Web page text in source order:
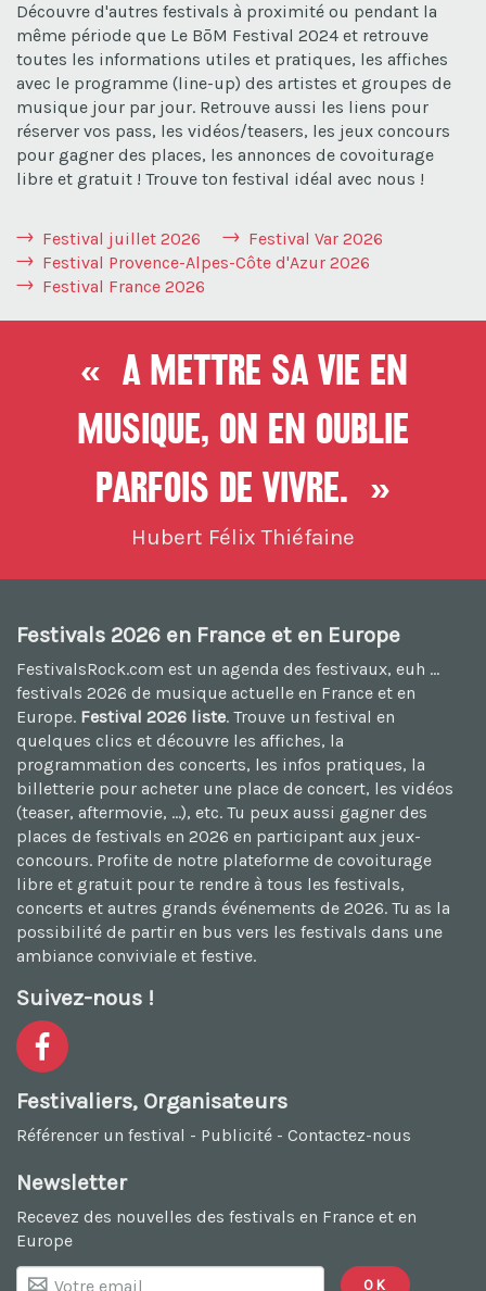
Découvre d'autres festivals à proximité ou pendant la
même période que Le BōM Festival 2024 et retrouve
toutes les informations utiles et pratiques, les affiches
avec le programme (line-up) des artistes et groupes de
musique jour par jour. Retrouve aussi les liens pour
réserver vos pass, les vidéos/teasers, les jeux concours
pour gagner des places, les annonces de covoiturage
libre et gratuit ! Trouve ton festival idéal avec nous !
Festival juillet 2026
Festival Var 2026
Festival Provence-Alpes-Côte d'Azur 2026
Festival France 2026
« A mettre sa vie en
musique, On en oublie
parfois de vivre. »
Hubert Félix Thiéfaine
Festivals 2026 en France et en Europe
FestivalsRock.com est un agenda des festivaux, euh ...
festivals 2026 de musique actuelle en France et en
Europe. Festival 2026 liste. Trouve un festival en
quelques clics et découvre les affiches, la
programmation des concerts, les infos pratiques, la
billetterie pour acheter une place de concert, les vidéos
(teaser, aftermovie, ...), etc. Tu peux aussi gagner des
places de festivals en 2026 en participant aux jeux-
concours. Profite de notre plateforme de covoiturage
libre et gratuit pour te rendre à tous les festivals,
concerts et autres grands événements de 2026. Tu as la
possibilité de partir en bus vers les festivals dans une
ambiance conviviale et festive.
Suivez-nous !
Festivaliers, Organisateurs
Référencer un festival - Publicité - Contactez-nous
Newsletter
Recevez des nouvelles des festivals en France et en
Europe